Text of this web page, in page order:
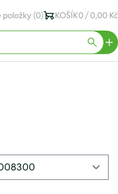
položky (0) KOŠÍK0 / 0,00 Kč